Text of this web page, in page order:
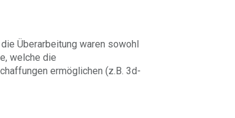
Überarbeitung waren sowohl
welche die
ermöglichen (z.B. 3d-